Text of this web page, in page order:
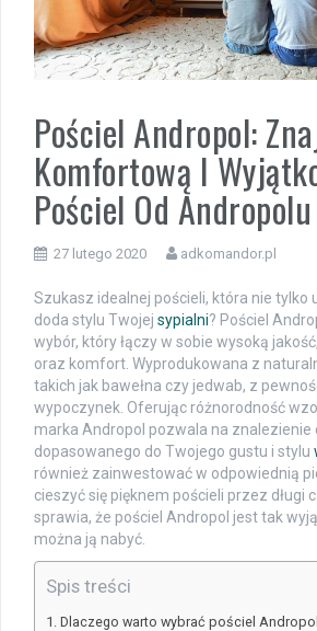
Pościel Andropol:
Komfortową I
Pościel Od Andropolu
27 lutego 2020 adkomandor.pl
Szukasz idealnej pościeli, która nie tylko
doda stylu Twojej sypialni? Pościel
wybór, który łączy w sobie wysoką
oraz komfort. Wyprodukowana z
takich jak bawełna czy jedwab, z
wypoczynek. Oferując różnorodność
marka Andropol pozwala na znalezienie
dopasowanego do Twojego gustu i stylu
również zainwestować w odpowiednią
cieszyć się pięknem pościeli przez długi
sprawia, że pościel Andropol jest tak
można ją nabyć.
Spis treści
Dlaczego warto wybrać pościel